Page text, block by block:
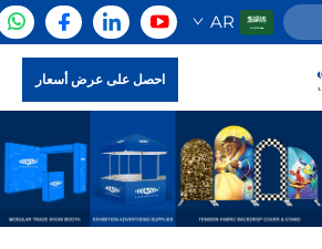
AR
احصل على عرض أسعار